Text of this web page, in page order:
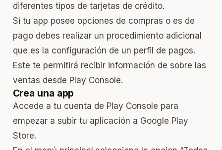
diferentes tipos de tarjetas de crédito.
Si tu app posee opciones de compras o es de
pago debes realizar un procedimiento adicional
que es la configuración de un perfil de pagos.
Este te permitirá recibir información de sobre las
ventas desde Play Console.
Crea una app
Accede a tu cuenta de Play Console para
empezar a subir tu aplicación a Google Play
Store.